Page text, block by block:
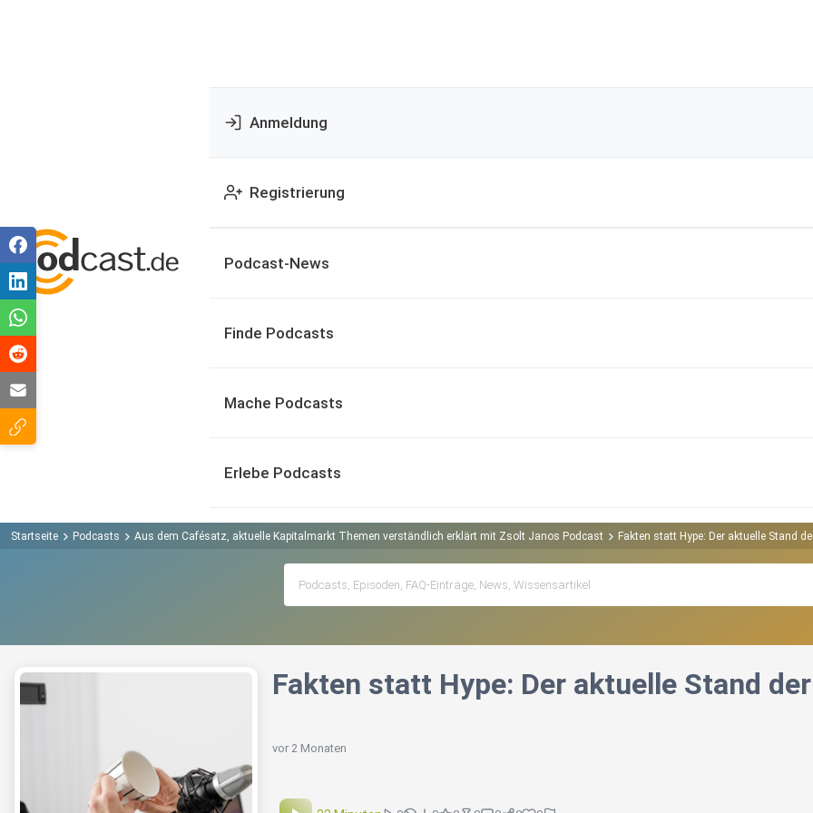
Anmeldung
Registrierung
Podcast-News
Finde Podcasts
Mache Podcasts
Erlebe Podcasts
Startseite Podcasts Aus dem Cafésatz, aktuelle Kapitalmarkt Themen verständlich erklärt mit Zsolt Janos Podcast Fakten statt Hype: Der aktuelle Stand
Fakten statt Hype: Der aktuelle Stand
vor 2 Monaten